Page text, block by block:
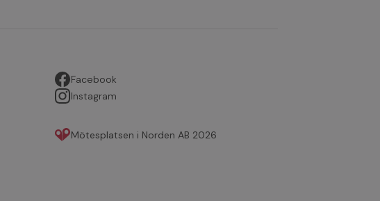
Facebook
Instagram
Mötesplatsen i Norden AB 2026